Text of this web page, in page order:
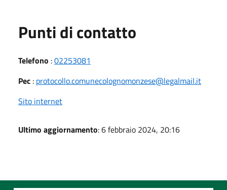
Punti di contatto
Telefono :02253081
Pec : protocollo.comunecolognomonzese@legalmail.it
Sito internet
Ultimo aggiornamento: 6 febbraio 2024, 20:16